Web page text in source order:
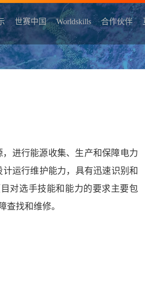
世赛中国 Worldskills 合作伙伴
进行能源收集、生产和保障电力
运行维护能力，具有迅速识别和
对选手技能和能力的要求主要包
找和维修。